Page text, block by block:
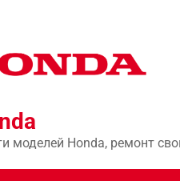
моделей Honda, ремонт